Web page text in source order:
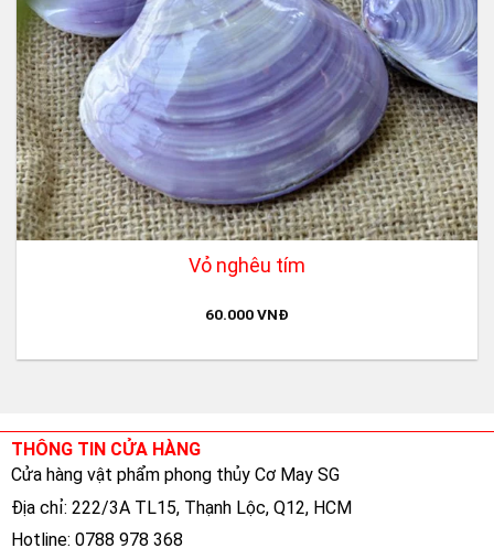
Vỏ nghêu tím
60.000VNĐ
THÔNG TIN CỬA HÀNG
Cửa hàng vật phẩm phong thủy Cơ May SG
Địa chỉ: 222/3A TL15, Thạnh Lộc, Q12, HCM
Hotline: 0788 978 368